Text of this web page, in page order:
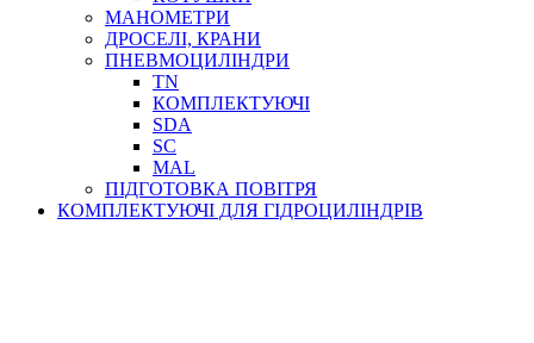
МАНОМЕТРИ
ДРОСЕЛІ, КРАНИ
ПНЕВМОЦИЛІНДРИ
TN
КОМПЛЕКТУЮЧІ
SDA
SC
MAL
ПІДГОТОВКА ПОВІТРЯ
КОМПЛЕКТУЮЧІ ДЛЯ ГІДРОЦИЛІНДРІВ